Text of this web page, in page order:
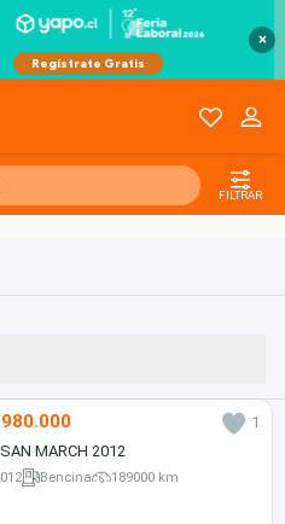
×
FILTRAR
1
MARCH 2012
Bencina 189000 km